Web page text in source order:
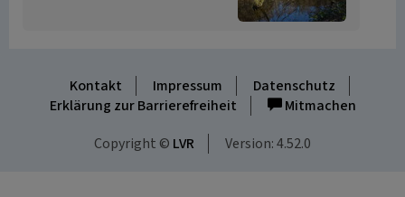
Kontakt Impressum
Datenschutz
Erklärung zur Barrierefreiheit
Mitmachen
Copyright © LVR Version: 4.52.0